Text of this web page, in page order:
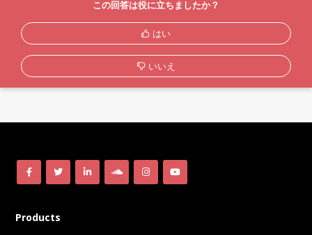
この回答は役に立ちましたか？
はい
いいえ
Products